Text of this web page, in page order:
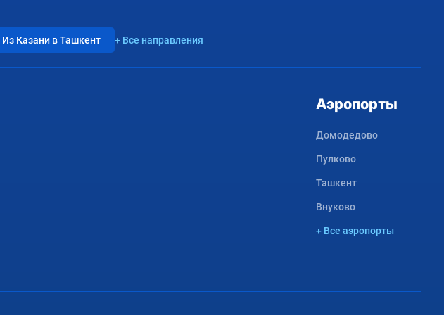
Из Казани в Ташкент + Все направления
Аэропорты
Домодедово
Пулково
Ташкент
Внуково
+ Все аэропорты